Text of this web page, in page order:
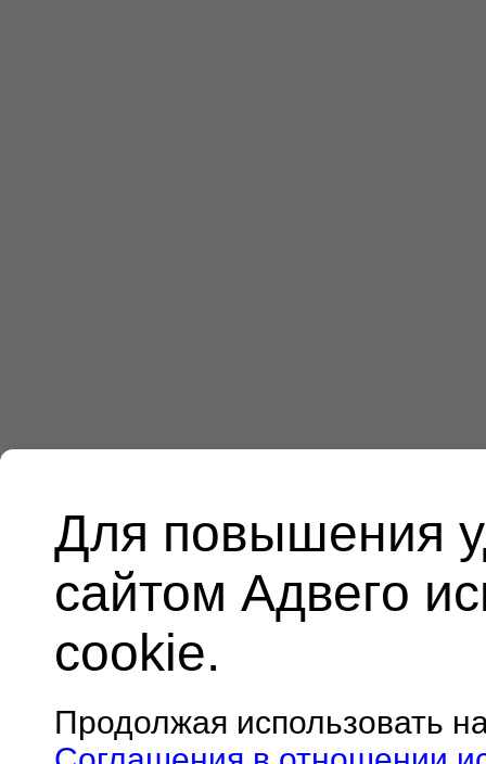
Для повышения
сайтом Адвего
cookie.
Продолжая использовать